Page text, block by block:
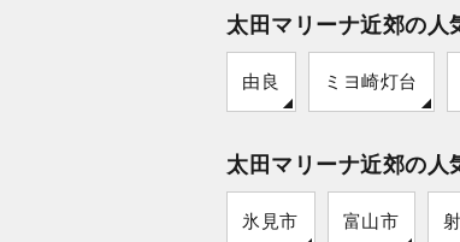
太田マリーナ近郊の人
由良 ミヨ崎灯台
太田マリーナ近郊の人
氷見市 富山市